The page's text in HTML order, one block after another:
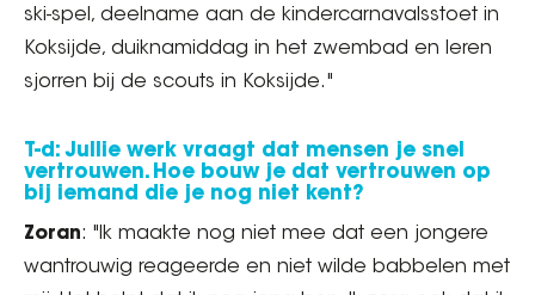
ski-spel, deelname aan de kindercarnavalsstoet in
Koksijde, duiknamiddag in het zwembad en leren
sjorren bij de scouts in Koksijde."
T-d: Jullie werk vraagt dat mensen je snel
vertrouwen. Hoe bouw je dat vertrouwen op
bij iemand die je nog niet kent?
Zoran: "Ik maakte nog niet mee dat een jongere
wantrouwig reageerde en niet wilde babbelen met